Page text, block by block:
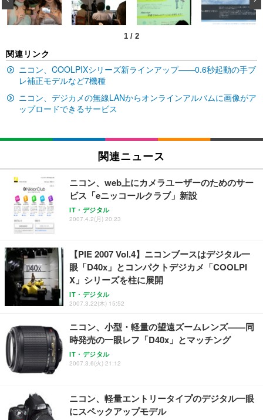
ン樹脂ベース 通気性メッシュ 在宅ワーク H-WY01
(黒網+黒枠+黒足)
￥5,699
ュチェア 人間工学 疲れない ブラック
￥27,999
Sezlife オフィスチェア デスクチェア 疲れない テレ
能 人間工学 椅子 腰サポート 90度跳ね上げ式アーム
ョン PCチェア 通気性メッシュ ゲーミング/勉強/事
務用 おしゃれ パソコンチェア (ブラック)
Sezlife オフィスチェア デスクチェア 疲れない テレ
ワーク チェア 強化バックレスト 30度ロッキング機
能 人間工学 椅子 腰サポート 90度跳ね上げ式アーム
レスト 3Dヘッドレスト ハンガー付き 高反発クッシ
ョン PCチェア 通気性メッシュ ゲーミング/勉強/事
￥7,680
ANDWINT オフィスチェア デスクチェア 肘なし メ
ッシュ 通気性 ランバーサポート付き 腰サポート ガ
ス圧無段階昇降 360度回転 キャスター付き コンパク
ト 幅52×奥行58.5×高さ84～96cm テレワーク 在宅
勤務 ブラック
￥4,139
￥105,595
イト
￥109,572
【整備済み品】Dell E2724HS 27インチ 液晶モニタ
ー フルHD（1920×1080）VA 非光沢 HDMI/DisplayP
ort/VGA スピーカー内蔵 高さ調整 スイベル VESA対
応 ComfortView ビジネス向け
￥15,800
【MiniLED/24.5inch/280Hz/FHD】GRAPHT THE S
HOOTER Gaming Monitor 24” Essential ゲーミン
グモニター QD 24.5インチ 1ms FHD 量子ドット 残
像低減 (3年保証 | 輝点保証 | 日本メーカー)
￥34,980
￥3,373
x2袋(84枚) ホワイト(吸収面:ライトブルー)
￥3,234
Smart Basic(スマートベーシック) 【Amazon.co.jp
限定】 Smart Basic アイリスオーヤマ ペットシーツ
超厚型 お徳用 ワイド 100枚入 (x 1) (ケース販売)
￥3,670
アイリスオーヤマ ペットシーツ 超厚型 お徳用 レギ
ュラー 200枚入【Amazon.co.jp限定】
￥3,731
1 / 2
関連リンク
ニコン、COOLPIXシリーズ新ラインアップ——0.6秒起動の手ブ
レ補正モデルなど7機種
ニコン、デジカメの無線LANからオンラインアルバムに画像がア
ップロードできるサービス
関連ニュース
ニコン、web上にカメラユーザーのためのサー
ビス「eニッコールクラブ」新設
IT・デジタル
2007.4.2(月) 20:23
【PIE 2007 Vol.4】ニコンブースはデジタル一
眼「D40x」とコンパクトデジカメ「COOLPI
X」シリーズを柱に展開
IT・デジタル
2007.3.22(木) 15:52
ニコン、小型・軽量の望遠ズームレンズ——同
時発売の一眼レフ「D40x」とマッチング
IT・デジタル
2007.3.6(火) 21:12
ニコン、軽量エントリータイプのデジタル一眼
にスペックアップモデル